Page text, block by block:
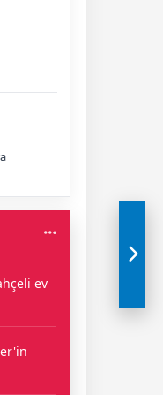
ev